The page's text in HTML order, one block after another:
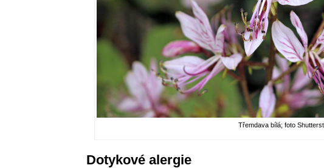
Třemdava bílá; foto
Dotykové alergie